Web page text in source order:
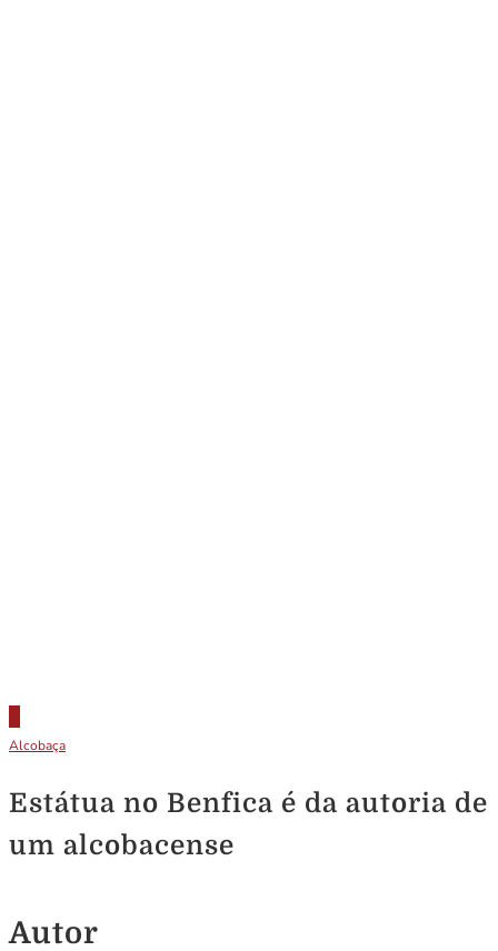
Alcobaça
Estátua no Benfica é da autoria de
um alcobacense
Autor